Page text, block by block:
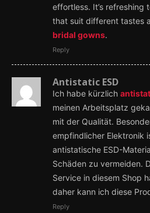
effortless. It’s refreshing
that suit different tastes
bridal gowns.
Reply
Antistatic ESD
Ich habe kürzlich
meinen Arbeitsplatz
mit der Qualität.
empfindlicher Elektronik
antistatische ESD-
Schäden zu vermeiden.
Service in diesem Shop
daher kann ich diese
Reply